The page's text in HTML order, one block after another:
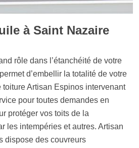
à Saint Nazaire
rôle dans l’étanchéité de votre
d’embellir la totalité de votre
Artisan Espinos intervenant
pour toutes demandes en
protéger vos toits de la
les intempéries et autres. Artisan
dispose des couvreurs